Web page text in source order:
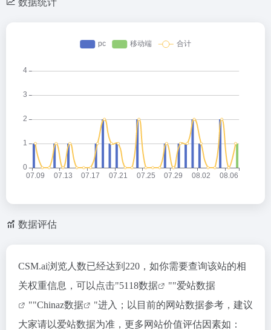
数据统计
数据评估
CSM.ai浏览人数已经达到220，如你需要查询该站的相
关权重信息，可以点击"5118数据 ""爱站数据
""Chinaz数据
"进入；以目前的网站数据参考，建议
大家请以爱站数据为准，更多网站价值评估因素如：